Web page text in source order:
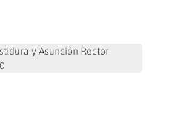
y Asunción Rector